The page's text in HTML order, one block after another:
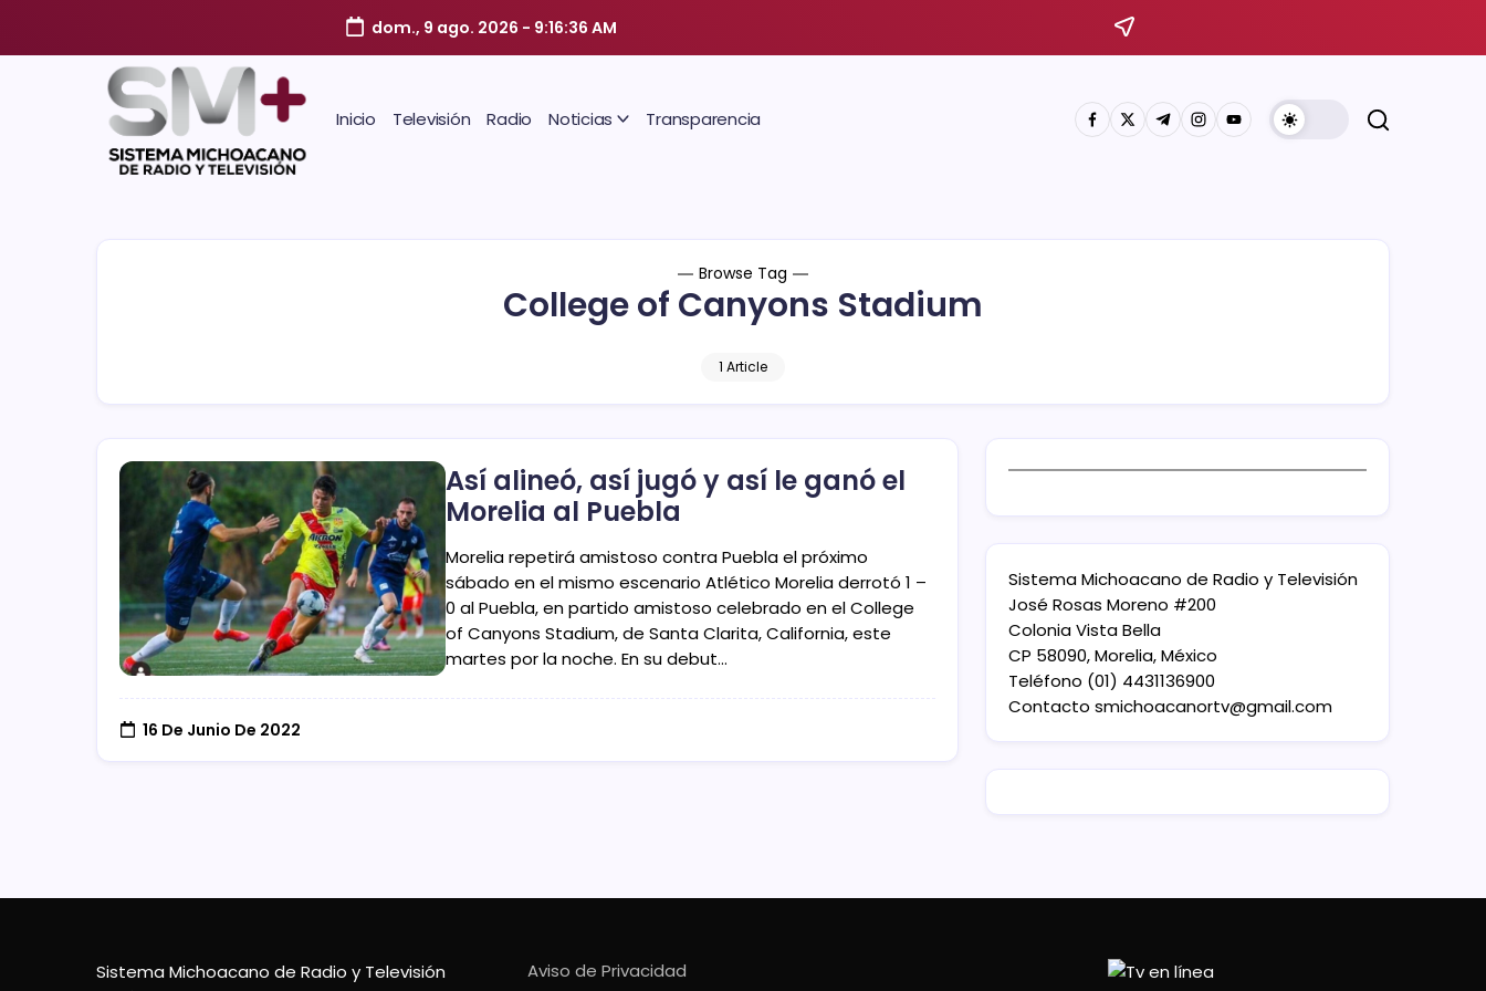
dom., 9 ago. 2026 - 9:16:37 AM
Inicio Televisión Radio Noticias Transparencia
Browse Tag
College of Canyons Stadium
1 Article
Así alineó, así jugó y así le ganó el
Morelia al Puebla
Morelia repetirá amistoso contra Puebla el próximo
sábado en el mismo escenario Atlético Morelia derrotó 1 –
0 al Puebla, en partido amistoso celebrado en el College
of Canyons Stadium, de Santa Clarita, California, este
martes por la noche. En su debut…
16 De Junio De 2022
Sistema Michoacano de Radio y Televisión
José Rosas Moreno #200
Colonia Vista Bella
CP 58090, Morelia, México
Teléfono (01) 4431136900
Contacto smichoacanortv@gmail.com
Sistema Michoacano de Radio y Televisión
Aviso de Privacidad